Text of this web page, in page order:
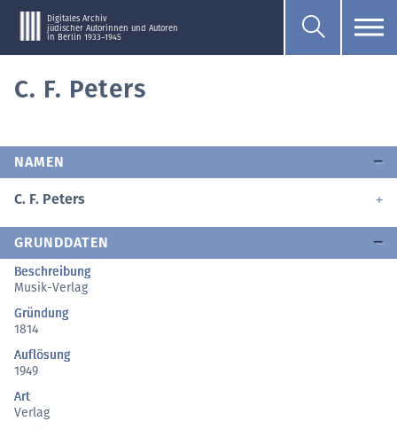
Digitales Archiv
jüdischer Autorinnen und Autoren
in Berlin 1933–1945
C. F. Peters
NAMEN
C. F. Peters
GRUNDDATEN
Beschreibung
Musik-Verlag
Gründung
1814
Auflösung
1949
Art
Verlag